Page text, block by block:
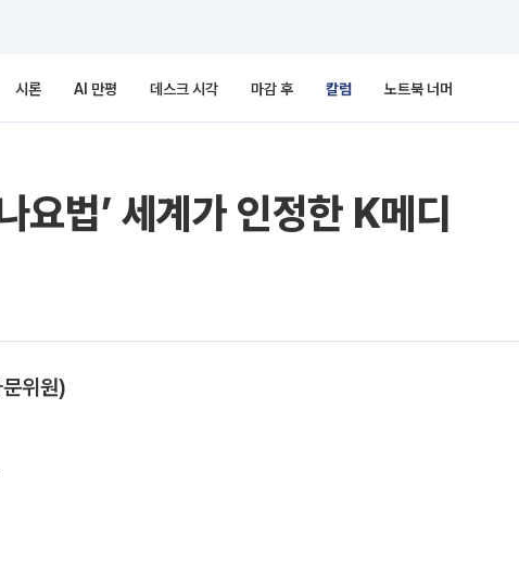
시론 AI 만평 데스크 시각 마감 후 칼럼 노트북 너머
요법’ 세계가 인정한 K메디
위원)